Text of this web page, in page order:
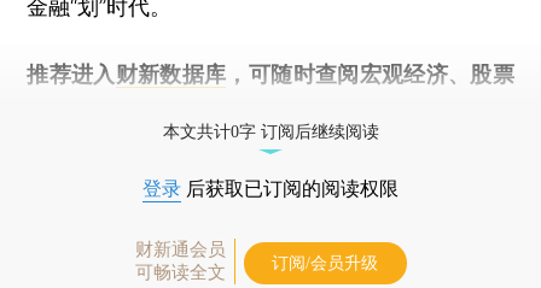
金融“划”时代。
推荐进入 财新数据库 ，可随时查阅宏观经济、股票
本文共计0字 订阅后继续阅读
登录 后获取已订阅的阅读权限
财新通会员
可畅读全文
订阅/会员升级